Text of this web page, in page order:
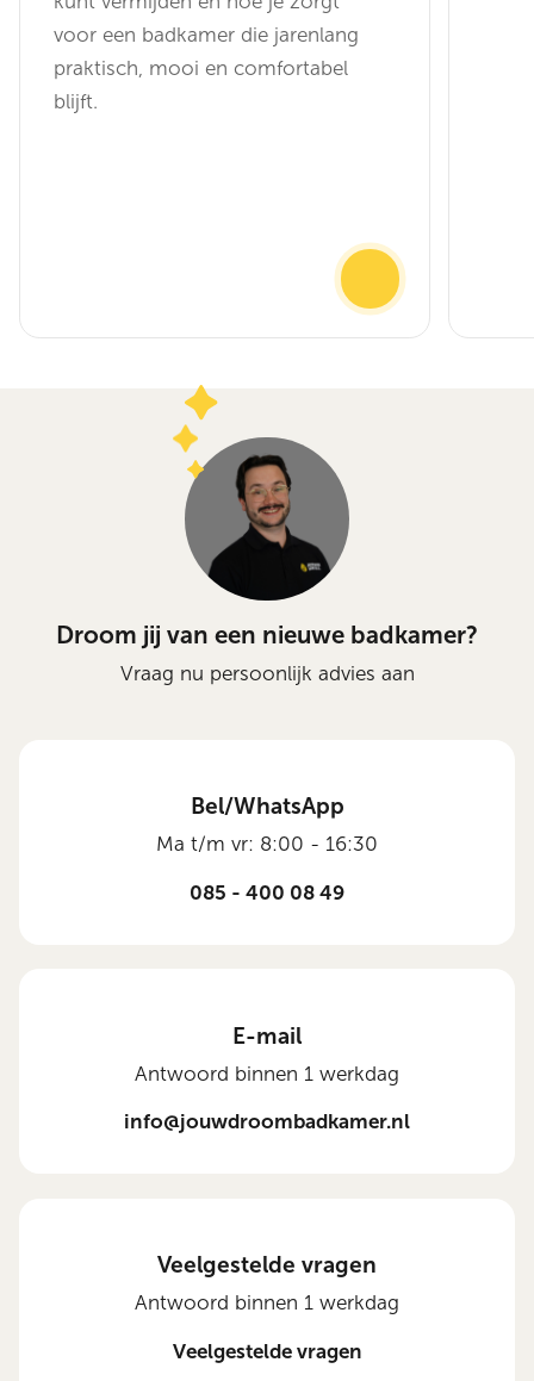
voor een badkamer die jarenlang
praktisch, mooi en comfortabel
blijft.
Droom jij van een nieuwe badkamer?
Vraag nu persoonlijk advies aan
Bel/WhatsApp
Ma t/m vr: 8:00 - 16:30
085 - 400 08 49
E-mail
Antwoord binnen 1 werkdag
info@jouwdroombadkamer.nl
Veelgestelde vragen
Antwoord binnen 1 werkdag
Veelgestelde vragen